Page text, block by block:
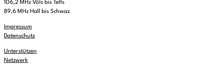
106,2 MHz Völs bis Telfs
89,6 MHz Hall bis Schwaz
Impressum
Datenschutz
Unterstützen
Netzwerk